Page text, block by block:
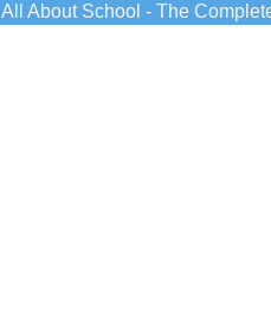
All About School - The